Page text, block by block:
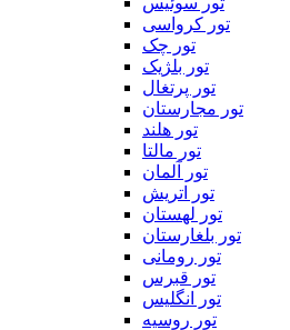
تور کرواسی
تور چک
تور بلژیک
تور پرتغال
تور مجارستان
تور هلند
تور مالتا
تور آلمان
تور اتریش
تور لهستان
تور بلغارستان
تور رومانی
تور قبرس
تور انگلیس
تور روسیه